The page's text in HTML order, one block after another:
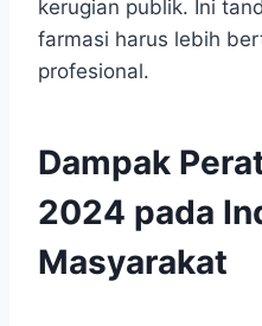
kerugian publik. Ini
farmasi harus lebih
profesional.
Dampak
2024 pada
Masyarakat